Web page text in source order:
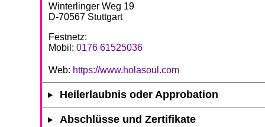
Winterlinger Weg 19
D-70567 Stuttgart
Festnetz:
Mobil: 0176 61525036
Web: https://www.holasoul.com
Heilerlaubnis oder Approbation
Abschlüsse und Zertifikate